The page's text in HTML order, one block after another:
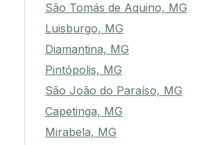
São Tomás de Aquino, MG
Luisburgo, MG
Diamantina, MG
Pintópolis, MG
São João do Paraíso, MG
Capetinga, MG
Mirabela, MG